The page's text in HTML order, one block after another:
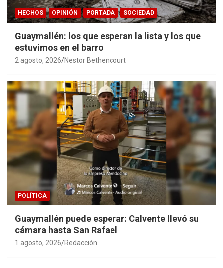
HECHOS OPINIÓN PORTADA SOCIEDAD
Guaymallén: los que esperan la lista y los que
estuvimos en el barro
2 agosto, 2026 Nestor Bethencourt
POLÍTICA
Guaymallén puede esperar: Calvente llevó su
cámara hasta San Rafael
1 agosto, 2026 Redacción